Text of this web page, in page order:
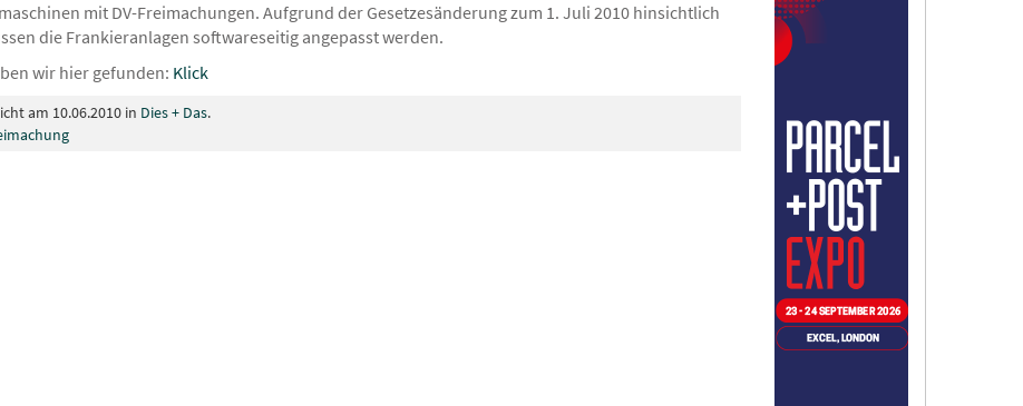
mit DV-Freimachungen. Aufgrund der Gesetzesänderung zum 1. Juli 2010 hinsichtlich
die Frankieranlagen softwareseitig angepasst werden.
wir hier gefunden: Klick
am 10.06.2010 in Dies + Das.